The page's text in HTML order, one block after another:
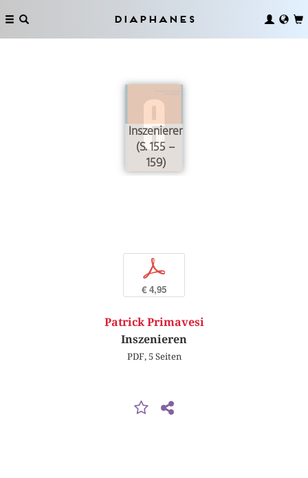
Diaphanes
Inszenieren
(S. 155 –
159)
p
€ 4,95
Patrick Primavesi
Inszenieren
PDF, 5 Seiten